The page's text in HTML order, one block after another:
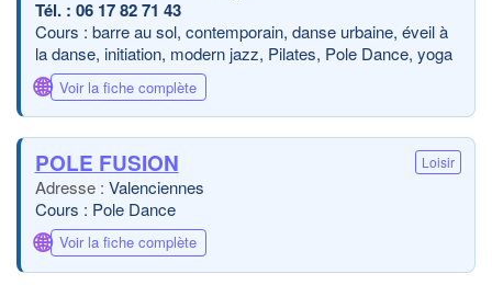
06 17 82 71 43
Cours : barre au sol, contemporain, danse urbaine, éveil à
la danse, initiation, modern jazz, Pilates, Pole Dance, yoga
🌐 Voir la fiche complète
POLE FUSION Loisir
Valenciennes
Cours : Pole Dance
🌐 Voir la fiche complète